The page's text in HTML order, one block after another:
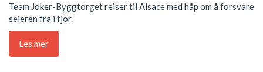
Team Joker-Byggtorget reiser til Alsace med håp om å forsvare
seieren fra i fjor.
Les mer